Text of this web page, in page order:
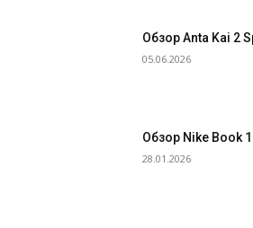
Обзор Anta Kai 2
05.06.2026
Обзор Nike Book 1
28.01.2026